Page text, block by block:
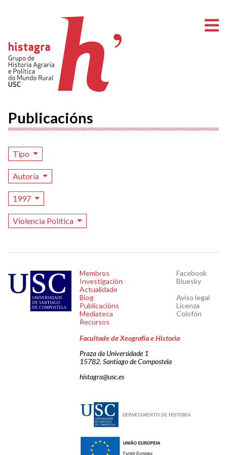
Publicacións
Tipo
Autoría
1997
Violencia Política
Membros
Investigación
Actualidade
Blog
Publicacións
Mediateca
Recursos
Facebook
Bluesky
Aviso legal
Licenza
Colofón
Facultade de Xeografía e Historia
Praza da Universidade 1
15782. Santiago de Compostela
histagra@usc.es